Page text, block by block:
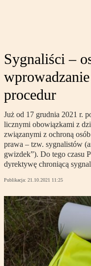
Sygnaliści –
procedur
Już od 17 grudnia 2021 r.
licznymi obowiązkami z
związanymi z ochroną
prawa – tzw. sygnalistów
gwizdek”). Do tego czasu
dyrektywę chroniącą
Publikacja: 21.10.2021 11:25